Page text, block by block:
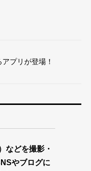
プリが登場！
などを撮影・
やブログに